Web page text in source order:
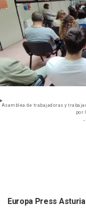
Asamblea de trabajadoras y
por
Europa Press